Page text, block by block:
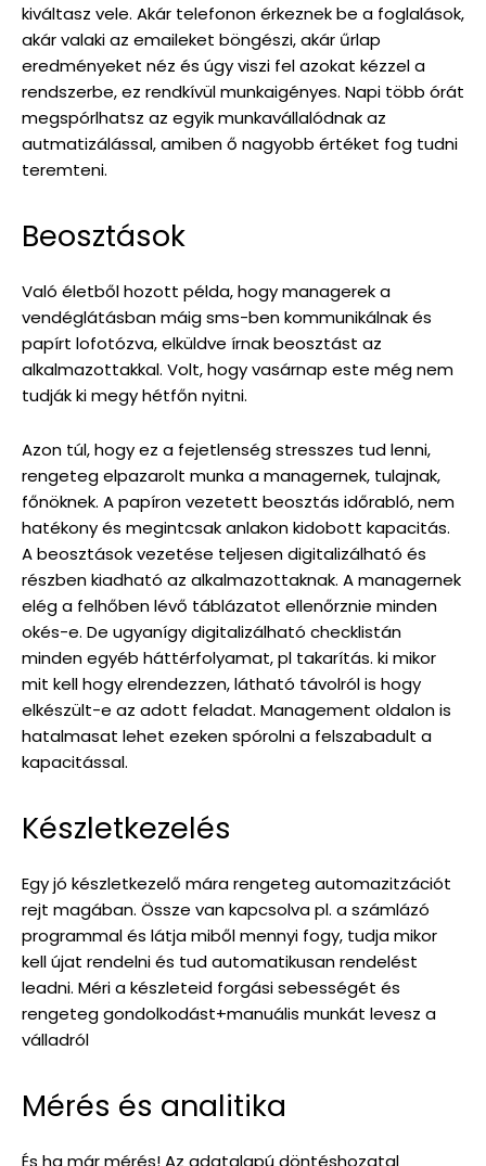
kiváltasz vele. Akár telefonon érkeznek be a foglalások,
akár valaki az emaileket böngészi, akár űrlap
eredményeket néz és úgy viszi fel azokat kézzel a
rendszerbe, ez rendkívül munkaigényes. Napi több órát
megspórlhatsz az egyik munkavállalódnak az
autmatizálással, amiben ő nagyobb értéket fog tudni
teremteni.
Beosztások
Való életből hozott példa, hogy managerek a
vendéglátásban máig sms-ben kommunikálnak és
papírt lofotózva, elküldve írnak beosztást az
alkalmazottakkal. Volt, hogy vasárnap este még nem
tudják ki megy hétfőn nyitni.
Azon túl, hogy ez a fejetlenség stresszes tud lenni,
rengeteg elpazarolt munka a managernek, tulajnak,
főnöknek. A papíron vezetett beosztás időrabló, nem
hatékony és megintcsak anlakon kidobott kapacitás.
A beosztások vezetése teljesen digitalizálható és
részben kiadható az alkalmazottaknak. A managernek
elég a felhőben lévő táblázatot ellenőrznie minden
okés-e. De ugyanígy digitalizálható checklistán
minden egyéb háttérfolyamat, pl takarítás. ki mikor
mit kell hogy elrendezzen, látható távolról is hogy
elkészült-e az adott feladat. Management oldalon is
hatalmasat lehet ezeken spórolni a felszabadult a
kapacitással.
Készletkezelés
Egy jó készletkezelő mára rengeteg automazitzációt
rejt magában. Össze van kapcsolva pl. a számlázó
programmal és látja miből mennyi fogy, tudja mikor
kell újat rendelni és tud automatikusan rendelést
leadni. Méri a készleteid forgási sebességét és
rengeteg gondolkodást+manuális munkát levesz a
válladról
Mérés és analitika
És ha már mérés! Az adatalapú döntéshozatal